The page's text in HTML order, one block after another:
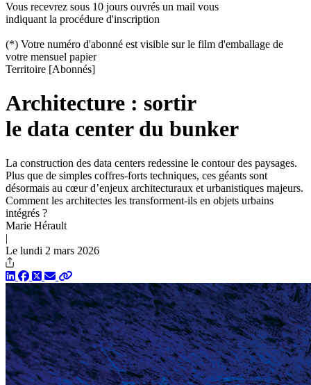
Vous recevrez sous 10 jours ouvrés un mail vous
indiquant la procédure d'inscription
(*) Votre numéro d'abonné est visible sur le film d'emballage de
votre mensuel papier
Territoire [Abonnés]
Architecture : sortir
le data center du bunker
La construction des data centers redessine le contour des paysages.
Plus que de simples coffres-forts techniques, ces géants sont
désormais au cœur d’enjeux architecturaux et urbanistiques majeurs.
Comment les architectes les transforment-ils en objets urbains
intégrés ?
Marie Hérault
|
Le lundi 2 mars 2026